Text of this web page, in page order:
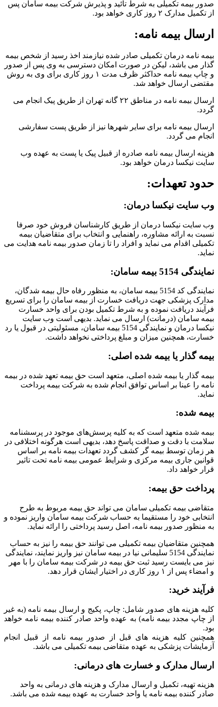
صدور بیمه تکمیلی به شرط تائید و پذیرش شرکت بیمه سامان پس
از تکمیل مدارک ۲ روز کاری خواهد بود.
ارسال بیمه نامه:
بیمه نامه درمان تکمیلی صادر شده نیازمند اخذ رسید از شخص بیمه
گذار می باشد، لیکن در صورت امکان دسترسی به وی پس از صدور
و چاپ بیمه نامه حداکثر ظرف مدت ۱ روز کاری برای وی به روش
مقتضی ارسال خواهد شد.
ارسال بیمه نامه در مناطق ۲۲ گانه تهران از طریق پیک انجام می
گردد.
ارسال بیمه نامه برای سایر شهر‌ها نیز از طریق پست سفارشی
انجام می گردد.
هزینه ارسال بیمه نامه صادره از قبیل پیک یا پست به عهده وب
سایت نیکسا درمان خواهد بود.
حدود تعهدات:
وب سایت نیکسا درمان:
وب سایت نیکسا درمان از طریق کارشناسان فروش خود صرفا
نسبت به ارائه مشاوره، راهنمایی و انتخاب برای متقاضیان بیمه
تکمیلی اقدام می نماید و افراد را تا زمان صدور بیمه نامه هدایت می
نماید.
نمایندگی 5154 بیمه سامان:
نمایندگی کد 5154 بیمه سامان، به منظور رفاه حال بیمه شدگان،
مدارک پزشکی جهت دریافت خسارت از بیمه سامان را برای تسریع
فرآیند دریافت نموده و به شرط تکمیل بودن برای واحد خسارت
بیمه سامان (درمانت) ارسال می نماید. بدیهی است وب سایت
نیکسا درمان و نمایندگی 5154 بیمه سامان، مسئولیتی در قبول یا رد
خسارت، همچنین میزان و مبلغ پرداختی نخواهد داشت.
بیمه گذار یا بیمه شده اصلی:
بیمه گذار یا بیمه شده اصلی، متعهد است حق بیمه تعهد شده در بیمه
نامه را عینا بر اساس توافق انجام شده به شرکت بیمه پرداخت
نماید.
بیمه شده:
بیمه شده متعهد است که به کلیه پرسش‌های موجود در پرسشنامه
سلامت با دقت و صداقت پاسخ دهد، بدیهی است هرگونه اختلافی در
هر زمان توسط بیمه گر کشف گردد تعهدات بیمه نامه بر اساس
قوانین جاری بیمه مرکزی و شرایط عمومی بیمه نامه تحت تاثیر
قرار خواهد داد.
پرداخت حق بیمه:
متقاضی بیمه تکمیلی سامان می تواند حق بیمه مربوط به طرح
انتخابی خود را مستقیما به حساب شرکت بیمه سامان واریز نموده و
به منظور صدور بیمه نامه، اصل رسید پرداختی را ارائه نماید.
همچنین متقاضیان بیمه تکمیلی می توانند حق بیمه را نیز به حساب
نمایندگی 5154 سلیمانی نیا در بیمه سامان نیز واریز نمایند، نمایندگی
نیز می بایست رسید ثبت حق بیمه در شرکت بیمه سامان را با مهر
و امضاء پس از ۱ روز کاری در اختیار ایشان قرار دهد.
فرآیند خرید:
کلیه هزینه های صدور شامل: چاپ، پکیج و ارسال بیمه نامه (به غیر
از چاپ مجدد بیمه نامه) به عهده واحد صادر کننده بیمه نامه خواهد
بود.
همچنین کلیه هزینه های قبل از صدور بیمه نامه از قبیل انجام
آزمایشات پزشکی به عهده متقاضی بیمه تکمیلی می باشد.
ارسال مدارک و خسارت های درمانی:
هزینه تهیه، تکمیل و ارسال مدارک و هزینه های درمانی به واحد
صادر کننده بیمه نامه یا واحد خسارت به عهده بیمه شده می باشد.